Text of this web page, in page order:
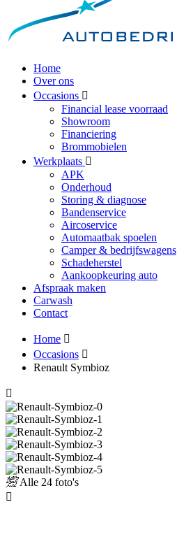
Home
Over ons
Occasions
Financial lease voorraad
Showroom
Financiering
Brommobielen
Werkplaats
APK
Onderhoud
Storing & diagnose
Bandenservice
Aircoservice
Automaatbak spoelen
Camper & bedrijfswagens
Schadeherstel
Aankoopkeuring auto
Afspraak maken
Carwash
Contact
Home
Occasions
Renault Symbioz
Alle 24 foto's